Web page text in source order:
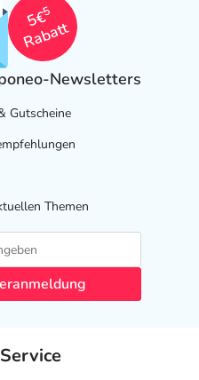
5€
5
Rabatt
Newsletters
Gutscheine
Themen